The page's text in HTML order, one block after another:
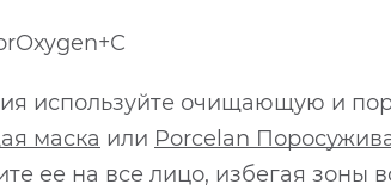
используйте очищающую и
маска или Porcelan
ее на все лицо, избегая зоны